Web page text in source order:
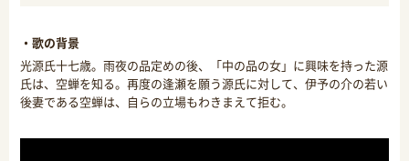
・歌の背景
光源氏十七歳。雨夜の品定めの後、「中の品の女」に興味を持った源
氏は、空蝉を知る。再度の逢瀬を願う源氏に対して、伊予の介の若い
後妻である空蝉は、自らの立場もわきまえて拒む。